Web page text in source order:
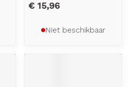
€ 15,96
Niet beschikbaar